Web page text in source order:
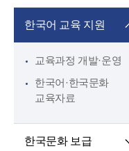
세종학당 운영 지원
한국어교원의 직무와
핵심 역량
교원 전문성 강화
파견교원 지원
한국어 교육 지원
교육과정 개발·운영
한국어·한국문화
교육자료
한국문화 보급